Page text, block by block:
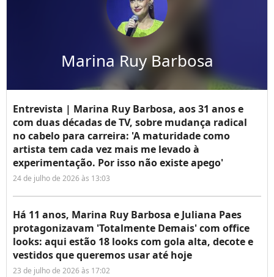
Marina Ruy Barbosa
Entrevista | Marina Ruy Barbosa, aos 31 anos e
com duas décadas de TV, sobre mudança radical
no cabelo para carreira: 'A maturidade como
artista tem cada vez mais me levado à
experimentação. Por isso não existe apego'
24 de julho de 2026 às 13:03
Há 11 anos, Marina Ruy Barbosa e Juliana Paes
protagonizavam 'Totalmente Demais' com office
looks: aqui estão 18 looks com gola alta, decote e
vestidos que queremos usar até hoje
23 de julho de 2026 às 17:02